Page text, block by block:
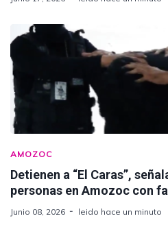
AMOZOC
Detienen a “El Caras”,
personas en Amozoc con
Junio 08, 2026 leido hace un minuto